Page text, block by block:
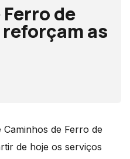
de
as
de Ferro de
de hoje os serviços